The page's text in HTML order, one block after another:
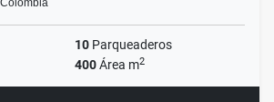
10 Parqueaderos
400Área m2